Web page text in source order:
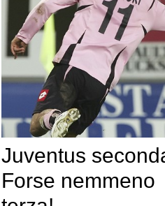
Juventus
Forse nemmeno